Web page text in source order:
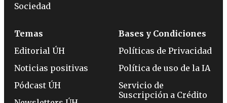
Sociedad
Temas
Editorial ÚH
Noticias positivas
Pódcast ÚH
Bases y Condiciones
Políticas de Privacidad
Política de uso de la IA
Servicio de
Suscripción a Crédito